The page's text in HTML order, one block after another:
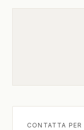
CONTATTA